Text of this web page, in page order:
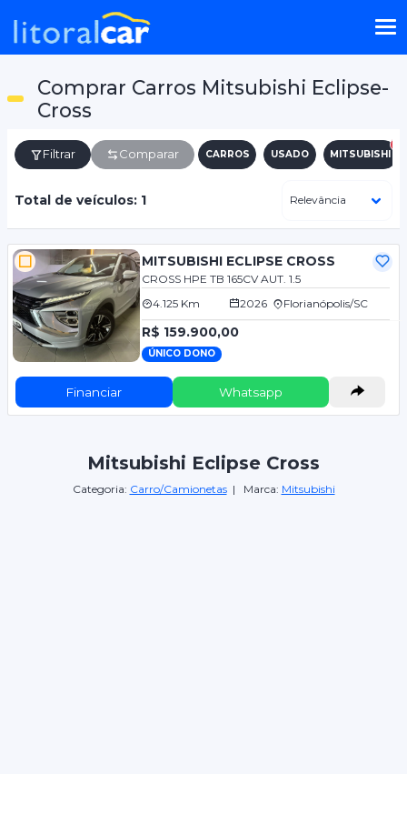
Comprar Carros Mitsubishi Eclipse-
Cross
Filtrar Comparar CARROS USADO MITSUBISHI
Total de veículos: 1
MITSUBISHI ECLIPSE CROSS
CROSS HPE TB 165CV AUT. 1.5
4.125 Km
2026 Florianópolis/SC
R$ 159.900,00
ÚNICO DONO
Financiar Whatsapp
Mitsubishi Eclipse Cross
Categoria: Carro/Camionetas| Marca: Mitsubishi